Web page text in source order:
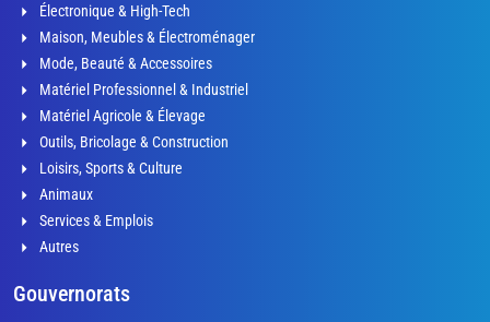
Électronique & High-Tech
Maison, Meubles & Électroménager
Mode, Beauté & Accessoires
Matériel Professionnel & Industriel
Matériel Agricole & Élevage
Outils, Bricolage & Construction
Loisirs, Sports & Culture
Animaux
Services & Emplois
Autres
Gouvernorats